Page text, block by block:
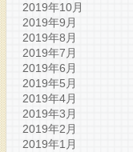
2019年10月
2019年9月
2019年8月
2019年7月
2019年6月
2019年5月
2019年4月
2019年3月
2019年2月
2019年1月